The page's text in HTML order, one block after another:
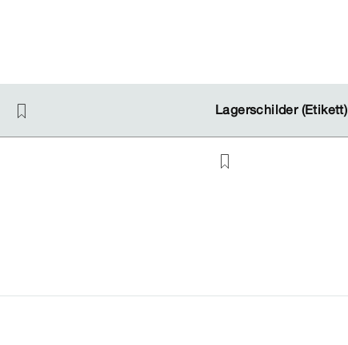
Lagerschilder (Etikett)
Lagerschilder (Etikett)